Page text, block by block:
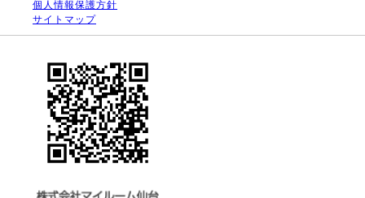
個人情報保護方針
サイトマップ